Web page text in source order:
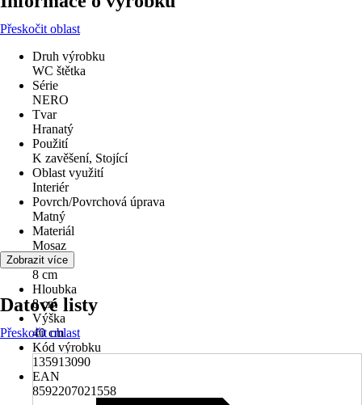
Přeskočit oblast
Druh výrobku
WC štětka
Série
NERO
Tvar
Hranatý
Použití
K zavěšení, Stojící
Oblast využití
Interiér
Povrch/Povrchová úprava
Matný
Materiál
Mosaz
Šířka
8 cm
Hloubka
8 cm
Výška
40 cm
Kód výrobku
135913090
EAN
8592207021558
Zobrazit více
Datové listy
Přeskočit oblast